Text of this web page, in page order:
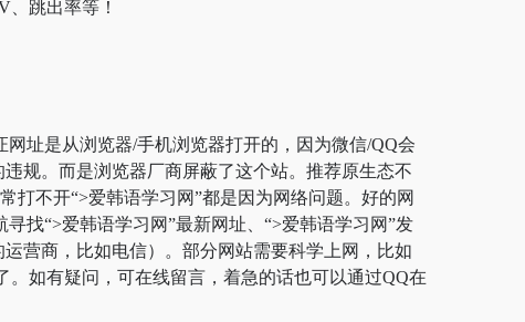
跳出率等！
址是从浏览器/手机浏览器打开的，因为微信/QQ会
规。而是浏览器厂商屏蔽了这个站。推荐原生态不
不开“>爱韩语学习网”都是因为网络问题。好的网
找“>爱韩语学习网”最新网址、“>爱韩语学习网”发
营商，比如电信）。部分网站需要科学上网，比如
。如有疑问，可在线留言，着急的话也可以通过QQ在